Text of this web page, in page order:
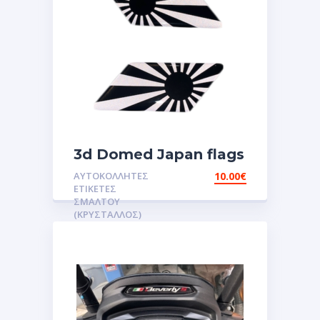
3d Domed Japan flags
reflective sticker
αυτοκόλλητες ετικέτες
3D Σμάλτου.Αυτοκόλλητα
ΑΥΤΟΚΌΛΛΗΤΕΣ
ΕΤΙΚΈΤΕΣ
ΣΜΆΛΤΟΥ
(ΚΡΥΣΤΑΛΛΟΣ)
10.00€